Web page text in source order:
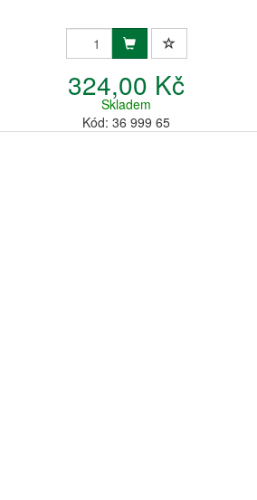
324,00 Kč
Skladem
Kód: 36 999 65